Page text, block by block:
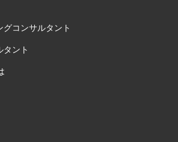
コンサルタント
タント